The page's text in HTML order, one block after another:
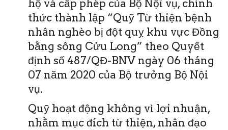
hộ và cấp phép của Bộ Nội vụ, chính
thức thành lập “Quỹ Từ thiện bệnh
nhân nghèo bị đột quỵ khu vực Đồng
bằng sông Cửu Long” theo Quyết
định số 487/QĐ-BNV ngày 06 tháng
07 năm 2020 của Bộ trưởng Bộ Nội
vụ.
Quỹ hoạt động không vì lợi nhuận,
nhằm mục đích từ thiện, nhân đạo